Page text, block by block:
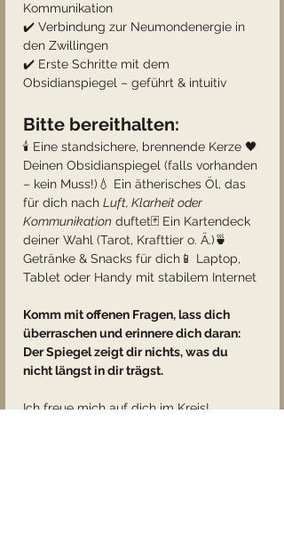
Kommunikation
✔️ Verbindung zur Neumondenergie in
den Zwillingen
✔️ Erste Schritte mit dem
Obsidianspiegel – geführt & intuitiv
Bitte bereithalten:
🕯️ Eine standsichere, brennende Kerze 🖤
Deinen Obsidianspiegel (falls vorhanden
– kein Muss!)💧 Ein ätherisches Öl, das
für dich nach Luft, Klarheit oder
Kommunikation duftet🃏 Ein Kartendeck
deiner Wahl (Tarot, Krafttier o. Ä.)🍵
Getränke & Snacks für dich📱 Laptop,
Tablet oder Handy mit stabilem Internet
Komm mit offenen Fragen, lass dich
überraschen und erinnere dich daran:
Der Spiegel zeigt dir nichts, was du
nicht längst in dir trägst.
Ich freue mich auf dich im Kreis!